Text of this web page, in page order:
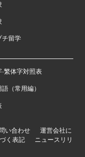
チ留学
·繁体字対照表
（常用編）
い合わせ
運営会社に
く表記
ニュースリリ